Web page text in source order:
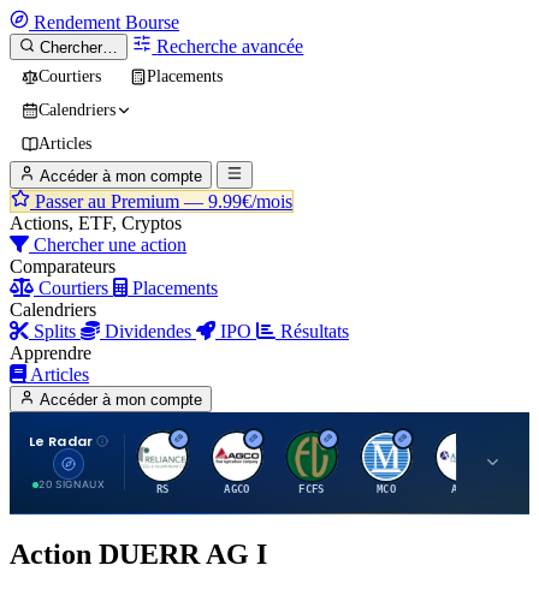
Rendement Bourse
Chercher… Recherche avancée
Courtiers
Placements
Calendriers
Articles
Accéder à mon compte
Passer au Premium — 9.99€/mois
Actions, ETF, Cryptos
Chercher une action
Comparateurs
Courtiers
Placements
Calendriers
Splits
Dividendes IPO
Résultats
Apprendre
Articles
Accéder à mon compte
Le Radar
20 SIGNAUX
R
RS
A
AGCO
F
FCFS
M
MCO
A
AIT
Action DUERR AG I